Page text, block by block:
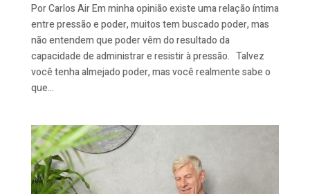
Por Carlos Air Em minha opinião existe uma relação íntima
entre pressão e poder, muitos tem buscado poder, mas
não entendem que poder vêm do resultado da
capacidade de administrar e resistir à pressão. Talvez
você tenha almejado poder, mas você realmente sabe o
que...